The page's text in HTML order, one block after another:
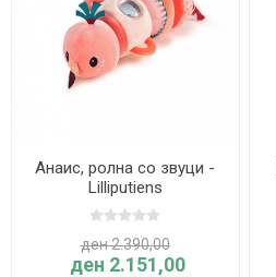
Анаис, ролна со звуци -
Lilliputiens
ден 2.390,00
ден 2.151,00